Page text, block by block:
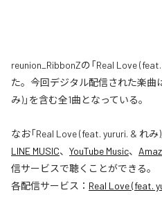
reunion_RibbonZの「Real Love
た。今回デジタル配信された楽曲
み)」を含む全1曲となっている。
なお「Real Love (feat. yururi. & れみ)
LINE MUSIC、 YouTube Music、
信サービスで聴くことができる。
各配信サービス： Real Love (feat.